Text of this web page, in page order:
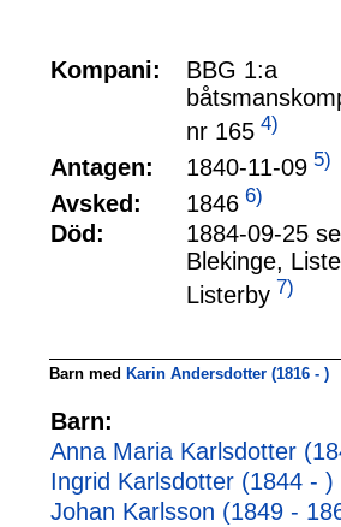
Kompani:
BBG 1:a
nr 165 4)
Antagen: 1840-11-09 5)
Avsked: 1846 6)
Död:
1884-09-25
Blekinge,
Listerby 7)
Barn med Karin Andersdotter (1816 - )
Barn:
Anna Maria Karlsdotter
Ingrid Karlsdotter (1844 - )
Johan Karlsson (1849 -